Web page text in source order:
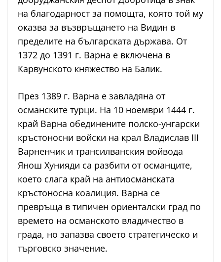
на благодарност за помощта, която той му
оказва за възвръщането на Видин в
пределите на българската държава. От
1372 до 1391 г. Варна е включена в
Карвунското княжество на Балик.
През 1389 г. Варна е завладяна от
османските турци. На 10 ноември 1444 г.
край Варна обединените полско-унгарски
кръстоносни войски на крал Владислав III
Варненчик и трансилванския войвода
Янош Хунияди са разбити от османците,
което слага край на антиосманската
кръстоносна коалиция. Варна се
превръща в типичен ориенталски град по
времето на османското владичество в
града, но запазва своето стратегическо и
търговско значение.